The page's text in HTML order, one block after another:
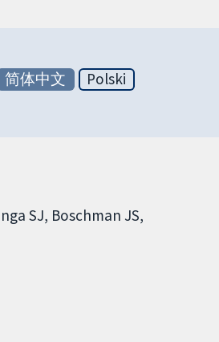
简体中文
Polski
SJ Boschman JS